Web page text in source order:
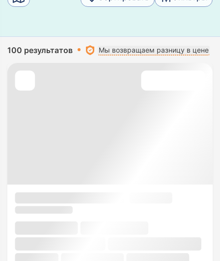
100 результатов Мы возвращаем разницу в цене